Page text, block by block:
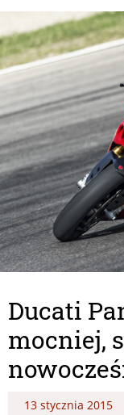
Ducati
mocniej,
13 stycznia 2015